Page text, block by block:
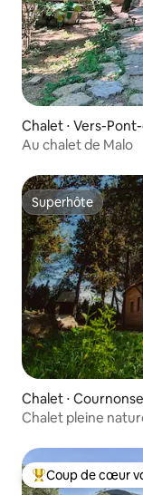
Chalet ⋅ Vers-
Au chalet de Malo
Superhôte
Superhôte
Chalet ⋅
Chalet pleine
Coups de cœur
Coup de cœur